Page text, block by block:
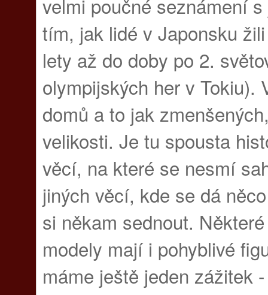
velmi poučné seznámení
tím, jak lidé v Japonsku
lety až do doby po 2.
olympijských her v Tokiu).
domů a to jak
velikosti. Je tu spousta
věcí, na které se nesmí
jiných věcí, kde se dá
si někam sednout.
modely mají i pohyblivé
máme ještě jeden zážitek